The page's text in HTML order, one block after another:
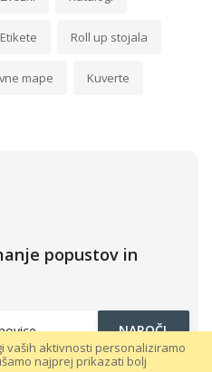
vaših aktivnosti personaliziramo
najprej prikazati bolj
Etikete Roll up stojala
mape Kuverte
popustov in
NAROČI